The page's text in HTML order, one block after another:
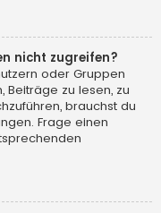
nicht zugreifen?
oder Gruppen
Beiträge zu lesen, zu
brauchst du
Frage einen